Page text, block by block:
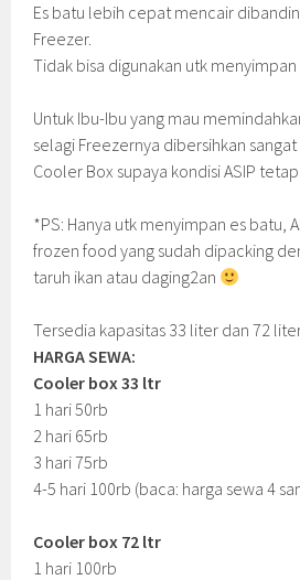
Es batu lebih cepat mencair
Freezer.
Tidak bisa digunakan utk
Untuk Ibu-Ibu yang mau
selagi Freezernya dibersihkan
Cooler Box supaya kondisi ASIP
*PS: Hanya utk menyimpan es batu,
frozen food yang sudah dipacking
taruh ikan atau daging2an
Tersedia kapasitas 33 liter dan 72
HARGA SEWA:
Cooler box 33 ltr
1 hari 50rb
2 hari 65rb
3 hari 75rb
4-5 hari 100rb (baca: harga sewa 4
Cooler box 72 ltr
1 hari 100rb